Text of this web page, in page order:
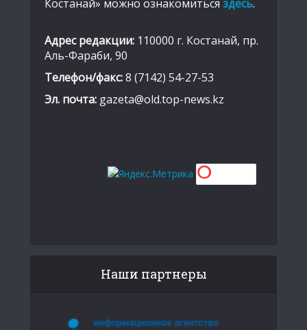
Костанай» можно ознакомиться здесь.
Адрес редакции: 110000 г. Костанай, пр.
Аль-Фараби, 90
Телефон/факс:8 (7142) 54-27-53
Эл. почта: gazeta@old.top-news.kz
Наши партнеры